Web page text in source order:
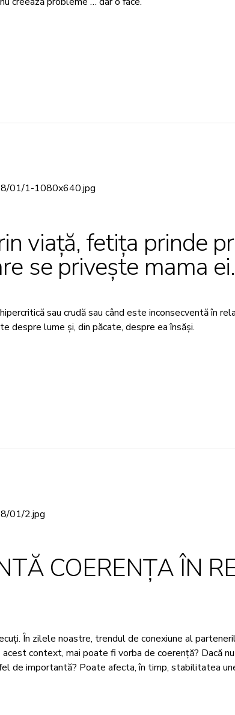
viață, fetița prinde
se privește mama ei.
sau crudă sau când este inconsecventă în
despre lume și, din păcate, despre ea însăși.
COERENȚA ÎN
În zilele noastre, trendul de conexiune al
context, mai poate fi vorba de coerență? Dacă
de importantă? Poate afecta, în timp, stabilitatea